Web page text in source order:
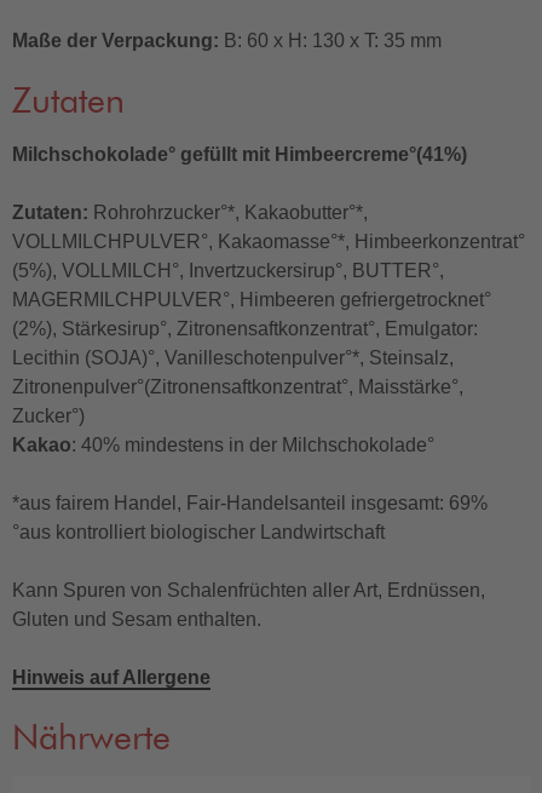
Maße der Verpackung: B: 60 x H: 130 x T: 35 mm
Zutaten
Milchschokolade° gefüllt mit Himbeercreme°(41%)
Zutaten: Rohrohrzucker°*, Kakaobutter°*,
VOLLMILCHPULVER°, Kakaomasse°*, Himbeerkonzentrat°
(5%), VOLLMILCH°, Invertzuckersirup°, BUTTER°,
MAGERMILCHPULVER°, Himbeeren gefriergetrocknet°
(2%), Stärkesirup°, Zitronensaftkonzentrat°, Emulgator:
Lecithin (SOJA)°, Vanilleschotenpulver°*, Steinsalz,
Zitronenpulver°(Zitronensaftkonzentrat°, Maisstärke°,
Zucker°)
Kakao: 40% mindestens in der Milchschokolade°
*aus fairem Handel, Fair-Handelsanteil insgesamt: 69%
°aus kontrolliert biologischer Landwirtschaft
Kann Spuren von Schalenfrüchten aller Art, Erdnüssen,
Gluten und Sesam enthalten.
Hinweis auf Allergene
Nährwerte